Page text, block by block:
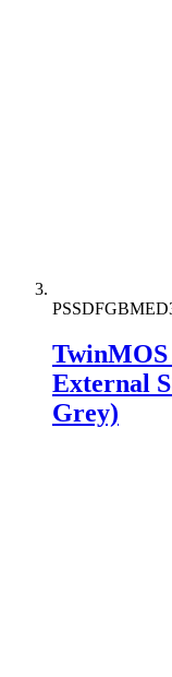
TwinMOS
External
Grey)